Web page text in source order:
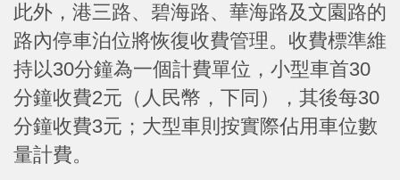
此外，港三路、碧海路、華海路及文園路的
路內停車泊位將恢復收費管理。收費標準維
持以30分鐘為一個計費單位，小型車首30
分鐘收費2元（人民幣，下同），其後每30
分鐘收費3元；大型車則按實際佔用車位數
量計費。